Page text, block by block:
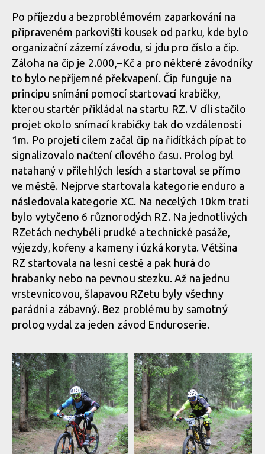
Po příjezdu a bezproblémovém zaparkování na
připraveném parkovišti kousek od parku, kde bylo
organizační zázemí závodu, si jdu pro číslo a čip.
Záloha na čip je 2.000,–Kč a pro některé závodníky
to bylo nepříjemné překvapení. Čip funguje na
principu snímání pomocí startovací krabičky,
kterou startér přikládal na startu RZ. V cíli stačilo
projet okolo snímací krabičky tak do vzdálenosti
1m. Po projetí cílem začal čip na řidítkách pípat to
signalizovalo načtení cílového času. Prolog byl
natahaný v přilehlých lesích a startoval se přímo
ve městě. Nejprve startovala kategorie enduro a
následovala kategorie XC. Na necelých 10km trati
bylo vytyčeno 6 různorodých RZ. Na jednotlivých
RZetách nechyběli prudké a technické pasáže,
výjezdy, kořeny a kameny i úzká koryta. Většina
RZ startovala na lesní cestě a pak hurá do
hrabanky nebo na pevnou stezku. Až na jednu
vrstevnicovou, šlapavou RZetu byly všechny
parádní a zábavný. Bez problému by samotný
prolog vydal za jeden závod Enduroserie.